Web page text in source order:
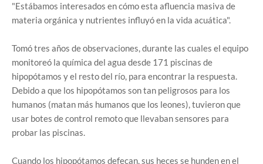
"Estábamos interesados ​​en cómo esta afluencia masiva de
materia orgánica y nutrientes influyó en la vida acuática".
Tomó tres años de observaciones, durante las cuales el equipo
monitoreó la química del agua desde 171 piscinas de
hipopótamos y el resto del río, para encontrar la respuesta.
Debido a que los hipopótamos son tan peligrosos para los
humanos (matan más humanos que los leones), tuvieron que
usar botes de control remoto que llevaban sensores para
probar las piscinas.
Cuando los hipopótamos defecan, sus heces se hunden en el